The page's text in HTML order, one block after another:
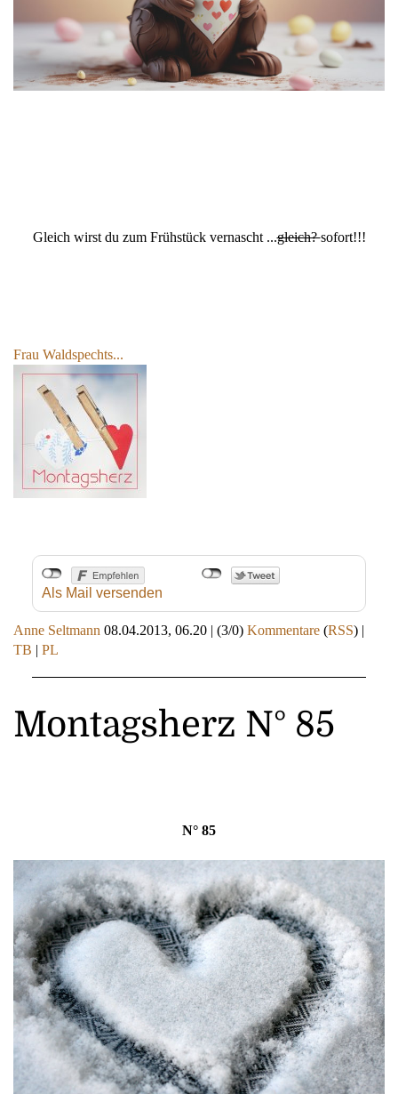
Gleich wirst du zum Frühstück vernascht ...gleich?sofort!!!
Frau Waldspechts...
Als Mail versenden
Anne Seltmann 08.04.2013, 06.20 | (3/0) Kommentare (RSS) |
TB | PL
Montagsherz N° 85
N° 85